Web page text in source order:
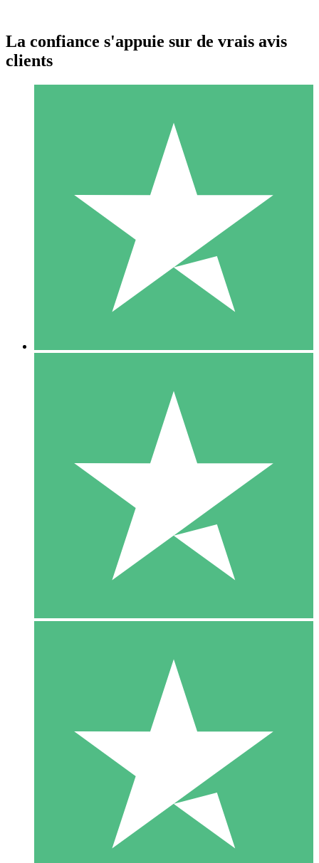
Packs de Crédits Individuels
Payez à l'utilisation avec des crédits de téléchargement. Sans
1 Téléchargement
10 00
10 Téléchargements
20 00
La confiance s'appuie sur de vrais avis
clients